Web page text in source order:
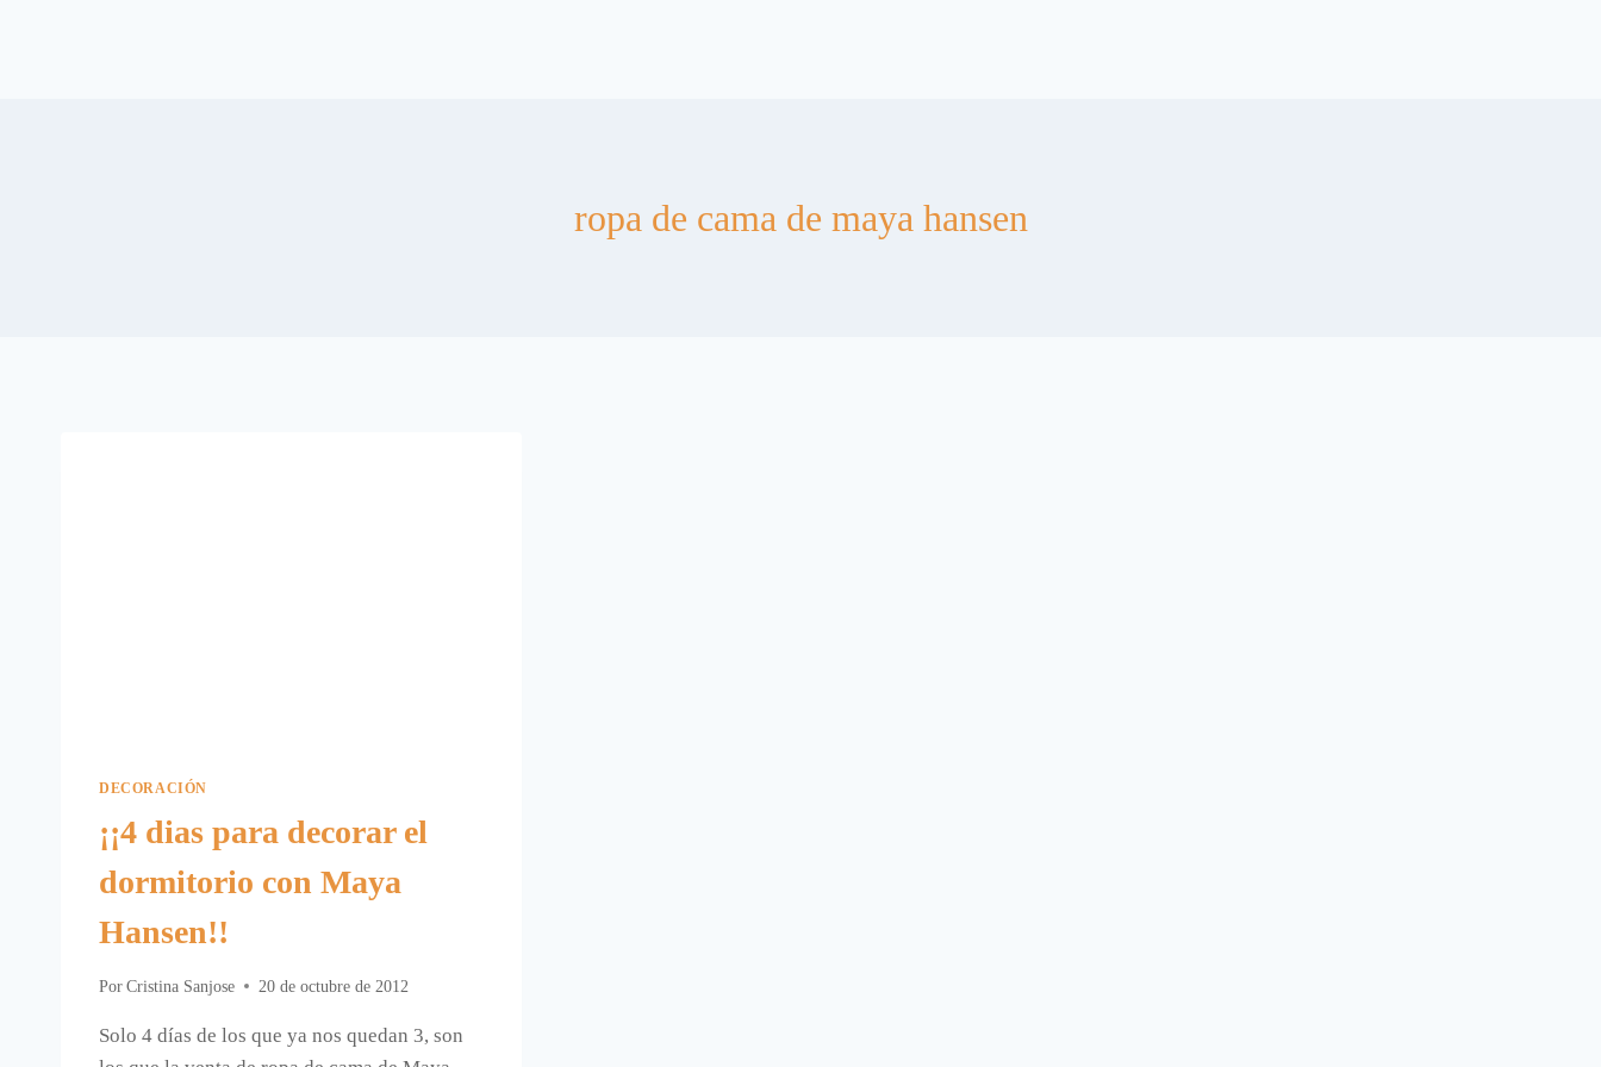
ropa de cama de maya hansen
DECORACIÓN
¡¡4 dias para decorar el
dormitorio con Maya
Hansen!!
Por Cristina Sanjose 20 de octubre de 2012
Solo 4 días de los que ya nos quedan 3, son